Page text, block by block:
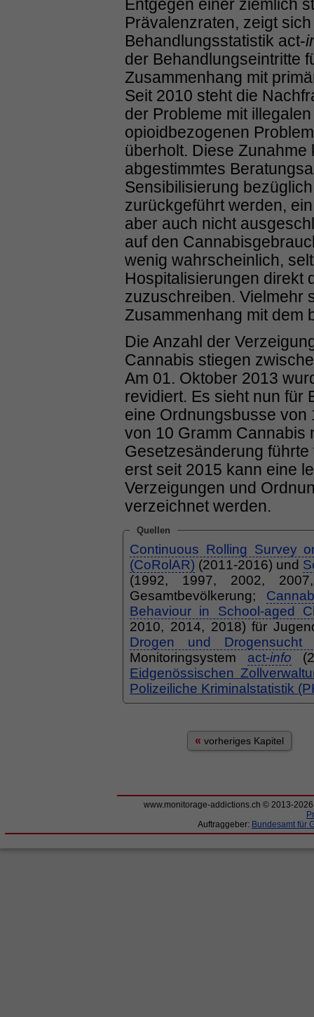
Entgegen einer ziemlich
Prävalenzraten, zeigt
Behandlungsstatistik act-
der Behandlungseintritte
Zusammenhang mit
Seit 2010 steht die
der Probleme mit
opioidbezogenen
überholt. Diese
abgestimmtes
Sensibilisierung
zurückgeführt werden,
aber auch nicht
auf den
wenig wahrscheinlich,
Hospitalisierungen direkt
zuzuschreiben. Vielmehr
Zusammenhang mit dem
Die Anzahl der
Cannabis stiegen
Am 01. Oktober 2013
revidiert. Es sieht nun für
eine Ordnungsbusse von
von 10 Gramm Cannabis
Gesetzesänderung
erst seit 2015 kann eine
Verzeigungen und
verzeichnet werden.
Quellen
Continuous Rolling Survey
(CoRolAR) (2011-2016) und
(1992, 1997, 2002,
Gesamtbevölkerung;
Behaviour in School-aged
2010, 2014, 2018) für
Drogen und Drogensucht
Monitoringsystem act-info
Eidgenössischen
Polizeiliche Kriminalstatistik
« vorheriges Kapitel
www.monitorage-addictions.ch © 2013-
Auftraggeber: Bundesamt für